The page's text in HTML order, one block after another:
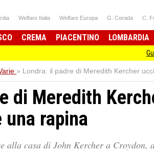
Welfare Italia Welfare Europa G. Corada C.
CREMA PIACENTINO LOMBARDIA
» Londra: il padre di Meredith Kercher
di Meredith
rapina
alla casa di John Kercher a Croydon,